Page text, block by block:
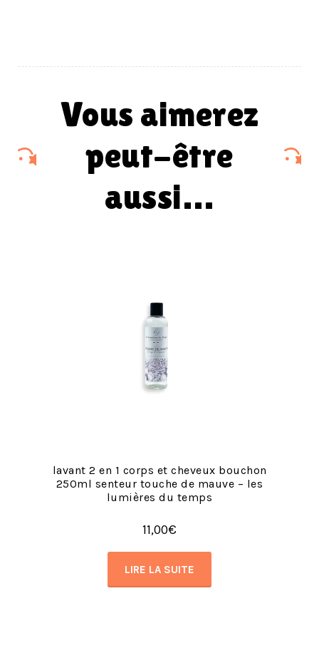
vous aimerez
peut-être
aussi…
lavant 2 en 1 corps et cheveux bouchon
250ml senteur touche de mauve – les
lumières du temps
11,00€
LIRE LA SUITE